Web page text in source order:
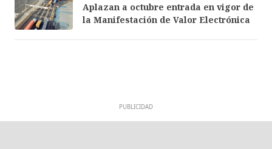
Aplazan a octubre entrada en vigor de
la Manifestación de Valor Electrónica
PUBLICIDAD